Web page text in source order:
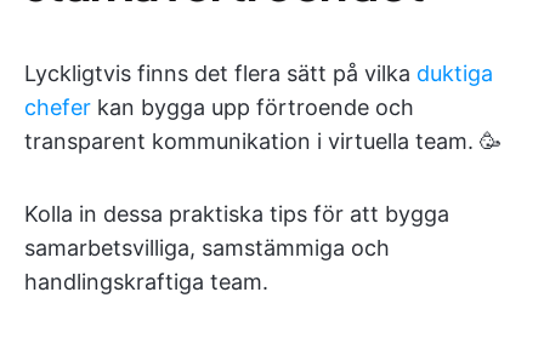
Lyckligtvis finns det flera sätt på vilka duktiga
chefer kan bygga upp förtroende och
transparent kommunikation i virtuella team. 🥳
Kolla in dessa praktiska tips för att bygga
samarbetsvilliga, samstämmiga och
handlingskraftiga team.